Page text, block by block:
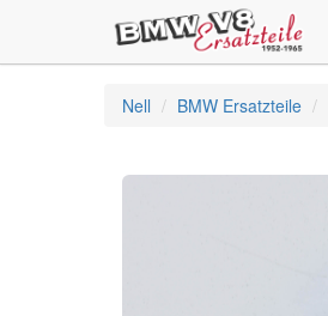
Nell BMW Ersatzteile